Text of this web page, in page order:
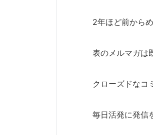
2年ほど前から
表のメルマガは
クローズドなコ
毎日活発に発信